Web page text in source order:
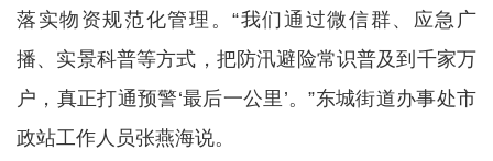
落实物资规范化管理。“我们通过微信群、应急广
播、实景科普等方式，把防汛避险常识普及到千家万
户，真正打通预警‘最后一公里’。”东城街道办事处市
政站工作人员张燕海说。